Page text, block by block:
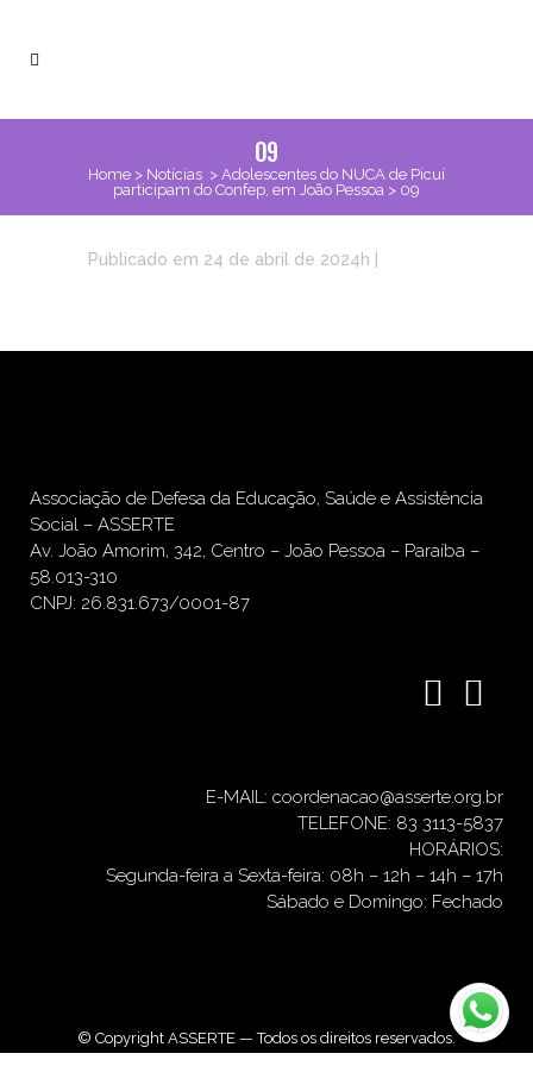
09
Home > Notícias > Adolescentes do NUCA de Picuí
participam do Confep, em João Pessoa > 09
Publicado em 24 de abril de 2024h
Associação de Defesa da Educação, Saúde e Assistência
Social – ASSERTE
Av. João Amorim, 342, Centro – João Pessoa – Paraíba –
58.013-310
CNPJ: 26.831.673/0001-87
E-MAIL: coordenacao@asserte.org.br
TELEFONE: 83 3113-5837
HORÁRIOS:
Segunda-feira a Sexta-feira: 08h – 12h – 14h – 17h
Sábado e Domingo: Fechado
© Copyright ASSERTE — Todos os direitos reservados.